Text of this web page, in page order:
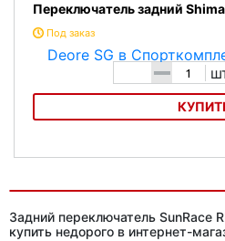
Переключатель задний
Под заказ
-
Задний переключатель SunRace
купить недорого в интернет-